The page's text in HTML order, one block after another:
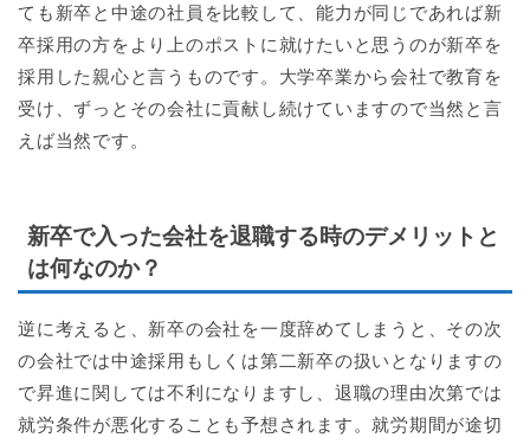
ても新卒と中途の社員を比較して、能力が同じであれば新
卒採用の方をより上のポストに就けたいと思うのが新卒を
採用した親心と言うものです。大学卒業から会社で教育を
受け、ずっとその会社に貢献し続けていますので当然と言
えば当然です。
新卒で入った会社を退職する時のデメリットと
は何なのか？
逆に考えると、新卒の会社を一度辞めてしまうと、その次
の会社では中途採用もしくは第二新卒の扱いとなりますの
で昇進に関しては不利になりますし、退職の理由次第では
就労条件が悪化することも予想されます。就労期間が途切